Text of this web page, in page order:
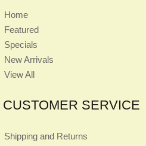
Home
Featured
Specials
New Arrivals
View All
CUSTOMER SERVICE
Shipping and Returns